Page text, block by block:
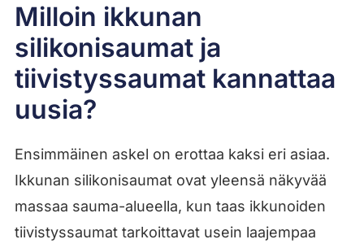
Milloin ikkunan
silikonisaumat ja
tiivistyssaumat kannattaa
uusia?
Ensimmäinen askel on erottaa kaksi eri asiaa.
Ikkunan silikonisaumat ovat yleensä näkyvää
massaa sauma-alueella, kun taas ikkunoiden
tiivistyssaumat tarkoittavat usein laajempaa